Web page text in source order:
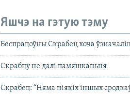
Яшчэ на гэтую тэму
Беспрацоўны Скрабец хоча
Скрабцу не далі памяшканьня
Скрабец: “Няма ніякіх іншых